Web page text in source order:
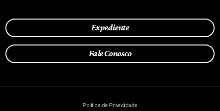
Expediente
Fale Conosco
Política de Privacidade